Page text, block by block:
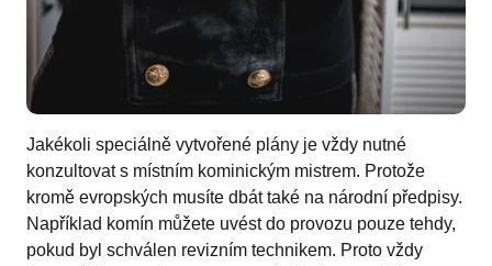
Jakékoli speciálně vytvořené plány je vždy nutné
konzultovat s místním kominickým mistrem. Protože
kromě evropských musíte dbát také na národní předpisy.
Například komín můžete uvést do provozu pouze tehdy,
pokud byl schválen revizním technikem. Proto vždy